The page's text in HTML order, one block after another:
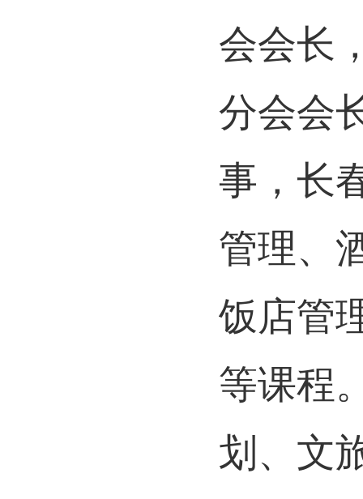
会会长
分会会
事，长
管理、
饭店管
等课程
划、文